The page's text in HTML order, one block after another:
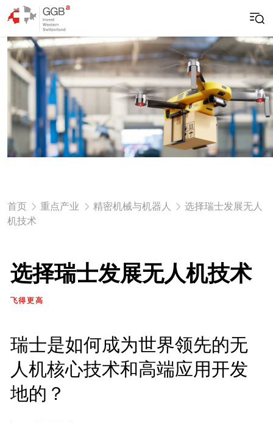
首页 重点产业 精密机械与机器人
选择瑞士发展无人
机技术
选择瑞士发展无人机技术
飞得更高
瑞士是如何成为世界领先的无
人机核心技术和高端应用开发
地的？